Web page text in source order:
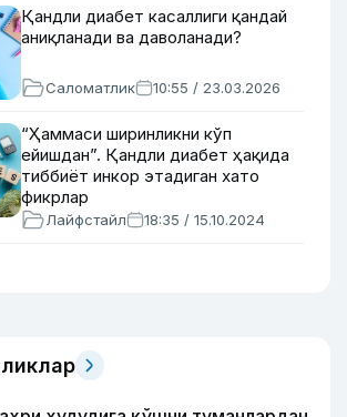
Қандли диабет касаллиги қандай
аниқланади ва даволанади?
Саломатлик 10:55 / 23.03.2026
“Ҳаммаси ширинликни кўп
ейишдан”. Қандли диабет ҳақида
тиббиёт инкор этадиган хато
фикрлар
Лайфстайл 18:35 / 15.10.2024